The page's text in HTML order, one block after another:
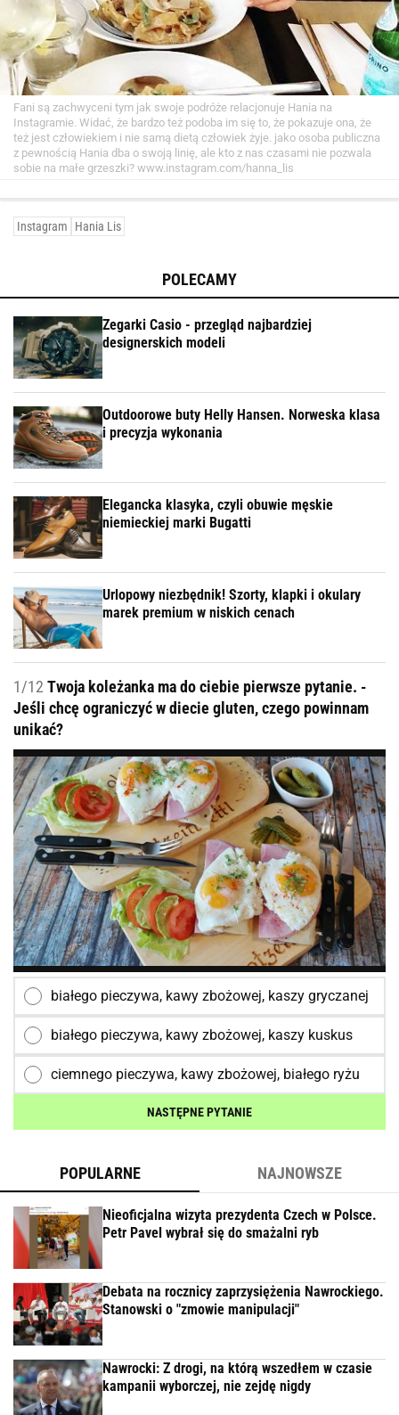
Fani są zachwyceni tym jak swoje podróże relacjonuje Hania na
Instagramie. Widać, że bardzo też podoba im się to, że pokazuje ona, że
też jest człowiekiem i nie samą dietą człowiek żyje. jako osoba publiczna
z pewnością Hania dba o swoją linię, ale kto z nas czasami nie pozwala
sobie na małe grzeszki? www.instagram.com/hanna_lis
Instagram Hania Lis
POLECAMY
Zegarki Casio - przegląd najbardziej
designerskich modeli
Outdoorowe buty Helly Hansen. Norweska klasa
i precyzja wykonania
Elegancka klasyka, czyli obuwie męskie
niemieckiej marki Bugatti
Urlopowy niezbędnik! Szorty, klapki i okulary
marek premium w niskich cenach
1/12 Twoja koleżanka ma do ciebie pierwsze pytanie. -
Jeśli chcę ograniczyć w diecie gluten, czego powinnam
unikać?
białego pieczywa, kawy zbożowej, kaszy gryczanej
białego pieczywa, kawy zbożowej, kaszy kuskus
ciemnego pieczywa, kawy zbożowej, białego ryżu
NASTĘPNE PYTANIE
POPULARNE NAJNOWSZE
Nieoficjalna wizyta prezydenta Czech w Polsce.
Petr Pavel wybrał się do smażalni ryb
Debata na rocznicy zaprzysiężenia Nawrockiego.
Stanowski o "zmowie manipulacji"
Nawrocki: Z drogi, na którą wszedłem w czasie
kampanii wyborczej, nie zejdę nigdy